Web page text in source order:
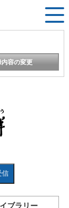
内容の変更
信
イブラリー